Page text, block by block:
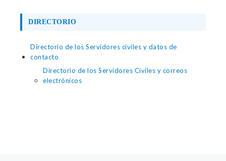
DIRECTORIO
Directorio de los Servidores civiles y datos de
contacto
Directorio de los Servidores Civiles y correos
electrónicos